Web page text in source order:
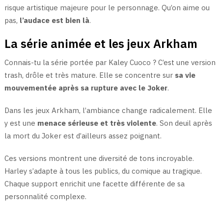
risque artistique majeure pour le personnage. Qu’on aime ou
pas, l’audace est bien là.
La série animée et les jeux Arkham
Connais-tu la série portée par Kaley Cuoco ? C’est une version
trash, drôle et très mature. Elle se concentre sur sa vie
mouvementée après sa rupture avec le Joker.
Dans les jeux Arkham, l’ambiance change radicalement. Elle
y est une menace sérieuse et très violente. Son deuil après
la mort du Joker est d’ailleurs assez poignant.
Ces versions montrent une diversité de tons incroyable.
Harley s’adapte à tous les publics, du comique au tragique.
Chaque support enrichit une facette différente de sa
personnalité complexe.